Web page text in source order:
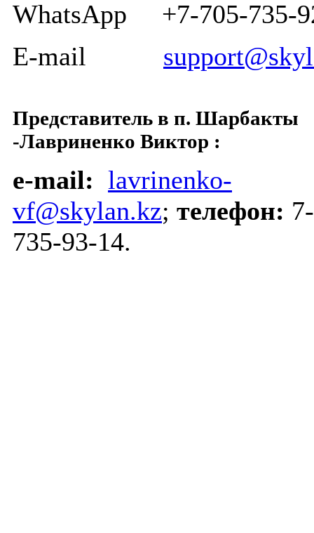
WhatsApp +7-705-735-
E-mail
Представитель в п. Шарбакты
-Лавриненко Виктор :
e-mail: lavrinenko-
vf@skylan.kz; телефон:
735-93-14.